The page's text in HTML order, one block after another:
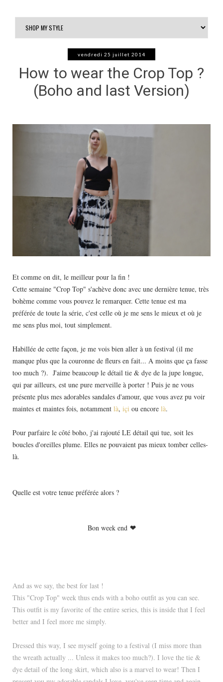
vendredi 25 juillet 2014
How to wear the Crop Top ?
(Boho and last Version)
Et comme on dit, le meilleur pour la fin !
Cette semaine "Crop Top" s'achève donc avec une dernière tenue, très
bohème comme vous pouvez le remarquer. Cette tenue est ma
préférée de toute la série, c'est celle où je me sens le mieux et où je
me sens plus moi, tout simplement.
Habillée de cette façon, je me vois bien aller à un festival (il me
manque plus que la couronne de fleurs en fait... A moins que ça fasse
too much ?). J'aime beaucoup le détail tie & dye de la jupe longue,
qui par ailleurs, est une pure merveille à porter ! Puis je ne vous
présente plus mes adorables sandales d'amour, que vous avez pu voir
maintes et maintes fois, notamment là, içi ou encore là.
Pour parfaire le côté boho, j'ai rajouté LE détail qui tue, soit les
boucles d'oreilles plume. Elles ne pouvaient pas mieux tomber celles-
là.
Quelle est votre tenue préférée alors ?
Bon week end ❤
And as we say, the best for last !
This "Crop Top" week thus ends with a boho outfit as you can see.
This outfit is my favorite of the entire series, this is inside that I feel
better and I feel more me simply.
Dressed this way, I see myself going to a festival (I miss more than
the wreath actually ... Unless it makes too much?). I love the tie &
dye detail of the long skirt, which also is a marvel to wear! Then I